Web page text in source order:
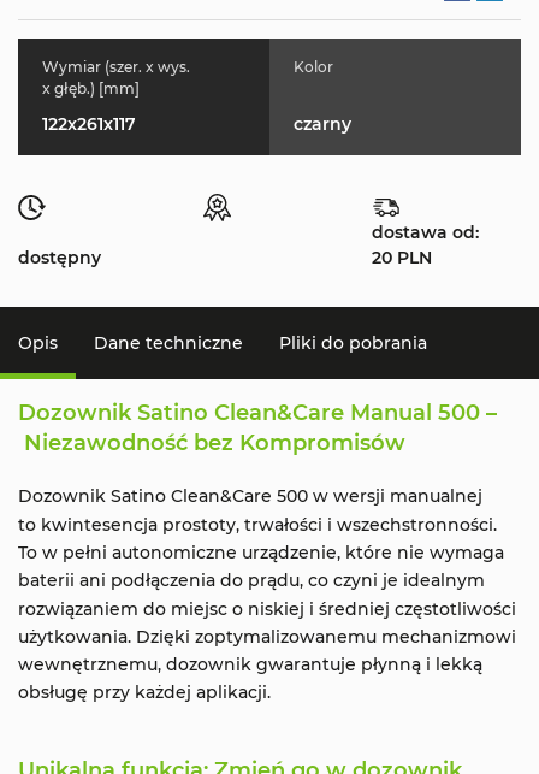
Wymiar (szer. x wys.
x głęb.) [mm]
122x261x117
Kolor
czarny
dostępny
dostawa od:
20 PLN
Opis Dane techniczne Pliki do pobrania
Dozownik Satino Clean&Care Manual 500 –
Niezawodność bez Kompromisów
Dozownik Satino Clean&Care 500 w wersji manualnej
to kwintesencja prostoty, trwałości i wszechstronności.
To w pełni autonomiczne urządzenie, które nie wymaga
baterii ani podłączenia do prądu, co czyni je idealnym
rozwiązaniem do miejsc o niskiej i średniej częstotliwości
użytkowania. Dzięki zoptymalizowanemu mechanizmowi
wewnętrznemu, dozownik gwarantuje płynną i lekką
obsługę przy każdej aplikacji.